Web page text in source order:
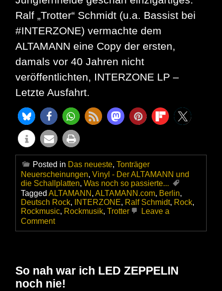
Ralf „Trotter“ Schmidt (u.a. Bassist bei
#INTERZONE) vermachte dem
ALTAMANN eine Copy der ersten,
damals vor 40 Jahren nicht
veröffentlichten, INTERZONE LP –
Letzte Ausfahrt.
Posted in Das neueste, Tonträger
Neuerscheinungen, Vinyl - Der ALTAMANN und
die Schallplatten, Was noch so passierte...
Tagged ALTAMANN , ALTAMANN.com, Berlin,
Deutsch Rock, INTERZONE, Ralf Schmidt, Rock,
Rockmusic, Rockmusik, Trotter
Leave a
Commenton
Trotter
nie
oder
So nah war ich LED ZEPPELIN
noch nie!